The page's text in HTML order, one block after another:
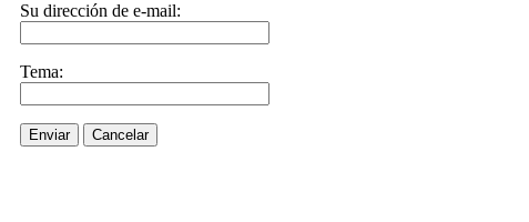
Su dirección de e-mail:
Tema:
Enviar Cancelar